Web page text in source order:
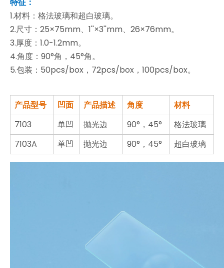
特征：
1.材料：格法玻璃和超白玻璃。
2.尺寸：25×75mm、1''×3''mm、26×76mm。
3.厚度：1.0-1.2mm。
4.角度：90°角，45°角。
5.包装：50pcs/box，72pcs/box，100pcs/box。
产品型号 凹面 产品描述 角度
材料
7103
单凹 抛光边 90°，45°
格法玻璃
7103A
单凹 抛光边 90°，45° 超白玻璃